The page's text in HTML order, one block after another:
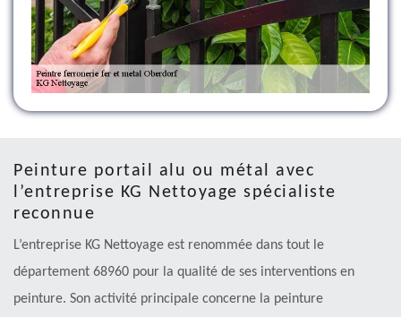
Peinture portail alu ou métal avec
l’entreprise KG Nettoyage spécialiste
reconnue
L’entreprise KG Nettoyage est renommée dans tout le
département 68960 pour la qualité de ses interventions en
peinture. Son activité principale concerne la peinture